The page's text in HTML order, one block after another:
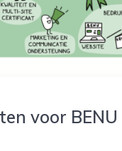
voor BENU